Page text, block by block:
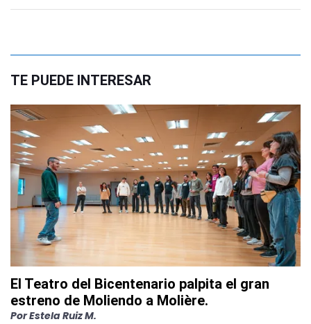
TE PUEDE INTERESAR
El Teatro del Bicentenario palpita el gran
estreno de Moliendo a Molière.
PorEstela Ruiz M.